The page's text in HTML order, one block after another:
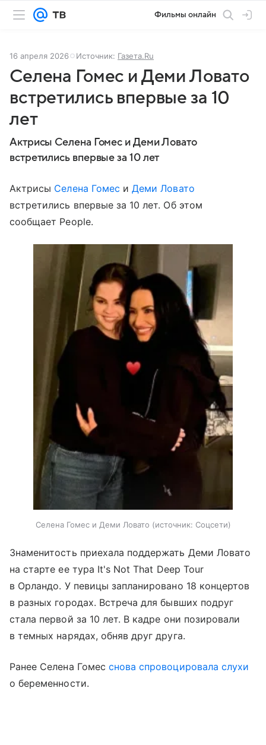
Фильмы онлайн
16 апреля 2026 Источник: Газета.Ru
Селена Гомес и Деми Ловато
встретились впервые за 10
лет
Актрисы Селена Гомес и Деми Ловато
встретились впервые за 10 лет
Актрисы Селена Гомес иДеми Ловато
встретились впервые за 10 лет. Об этом
сообщает People.
Селена Гомес и Деми Ловато источник: Соцсети
Знаменитость приехала поддержать Деми Ловато
на старте ее тура It's Not That Deep Tour
в Орландо. У певицы запланировано 18 концертов
в разных городах. Встреча для бывших подруг
стала первой за 10 лет. В кадре они позировали
в темных нарядах, обняв друг друга.
Ранее Селена Гомес снова спровоцировала слухи
о беременности.